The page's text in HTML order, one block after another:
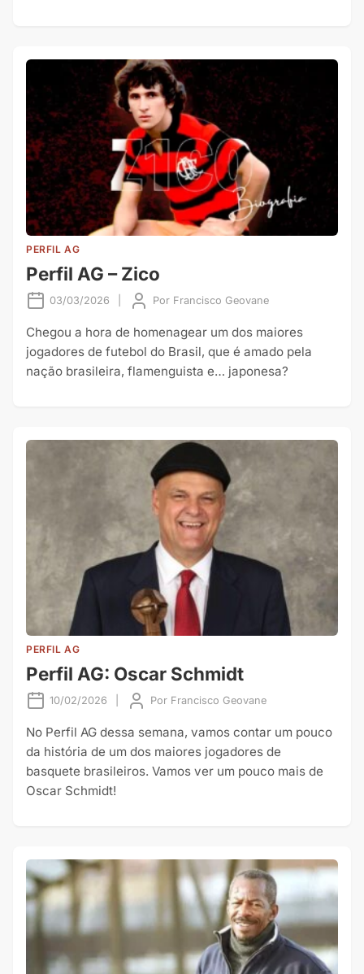
PERFIL AG
Perfil AG – Zico
03/03/2026 Por Francisco Geovane
Chegou a hora de homenagear um dos maiores
jogadores de futebol do Brasil, que é amado pela
nação brasileira, flamenguista e… japonesa?
PERFIL AG
Perfil AG: Oscar Schmidt
10/02/2026 Por Francisco Geovane
No Perfil AG dessa semana, vamos contar um pouco
da história de um dos maiores jogadores de
basquete brasileiros. Vamos ver um pouco mais de
Oscar Schmidt!